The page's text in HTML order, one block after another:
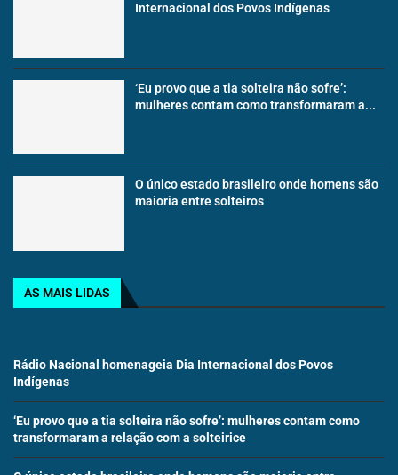
Internacional dos Povos Indígenas
‘Eu provo que a tia solteira não sofre’:
mulheres contam como transformaram a...
O único estado brasileiro onde homens são
maioria entre solteiros
AS MAIS LIDAS
Rádio Nacional homenageia Dia Internacional dos Povos
Indígenas
‘Eu provo que a tia solteira não sofre’: mulheres contam como
transformaram a relação com a solteirice